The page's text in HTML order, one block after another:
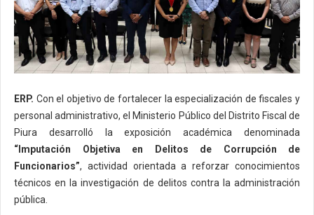
ERP. Con el objetivo de fortalecer la especialización de fiscales y
personal administrativo, el Ministerio Público del Distrito Fiscal de
Piura desarrolló la exposición académica denominada
“Imputación Objetiva en Delitos de Corrupción de
Funcionarios”, actividad orientada a reforzar conocimientos
técnicos en la investigación de delitos contra la administración
pública.